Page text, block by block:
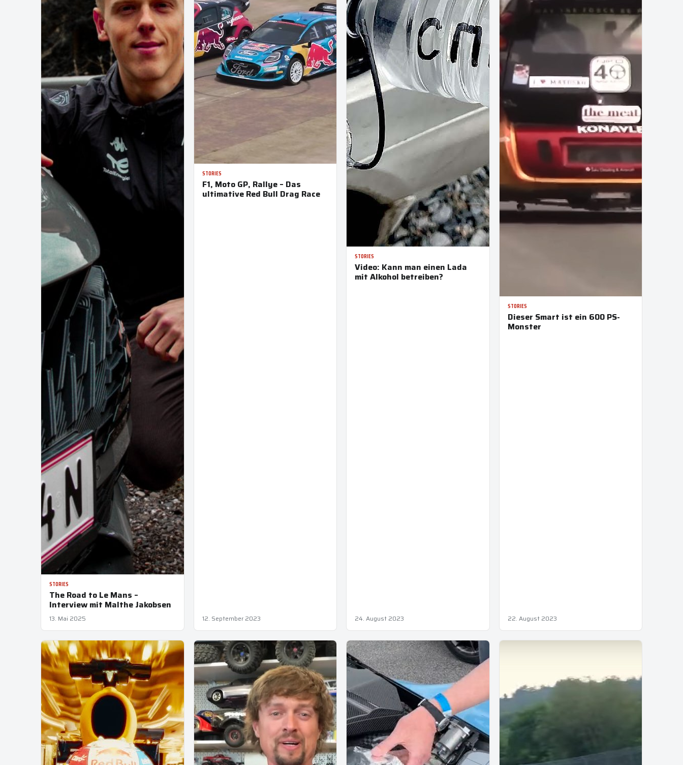
STORIES
The Road to Le Mans –
Interview mit Malthe Jakobsen
13. Mai 2025
STORIES
F1, Moto GP, Rallye – Das
ultimative Red Bull Drag Race
12. September 2023
STORIES
Video: Kann man einen Lada
mit Alkohol betreiben?
24. August 2023
STORIES
Dieser Smart ist ein 600 PS-
Monster
22. August 2023